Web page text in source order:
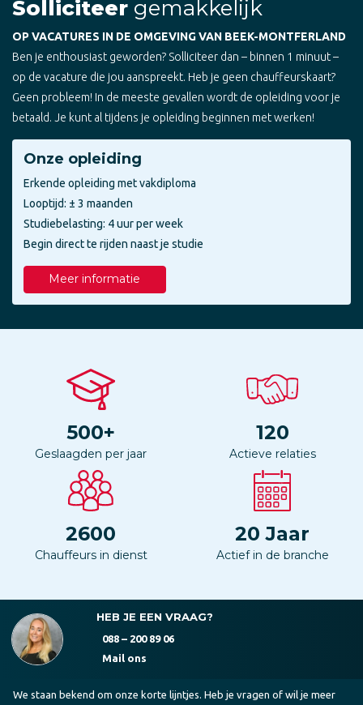
Solliciteer gemakkelijk
OP VACATURES IN DE OMGEVING VAN BEEK-MONTFERLAND
Ben je enthousiast geworden? Solliciteer dan – binnen 1 minuut –
op de vacature die jou aanspreekt. Heb je geen chauffeurskaart?
Geen probleem! In de meeste gevallen wordt de opleiding voor je
betaald. Je kunt al tijdens je opleiding beginnen met werken!
Onze opleiding
Erkende opleiding met vakdiploma
Looptijd: ± 3 maanden
Studiebelasting: 4 uur per week
Begin direct te rijden naast je studie
Meer informatie
500+
Geslaagden per jaar
120
Actieve relaties
2600
Chauffeurs in dienst
20 Jaar
Actief in de branche
HEB JE EEN VRAAG?
088 – 200 89 06
Mail ons
We staan bekend om onze korte lijntjes. Heb je vragen of wil je meer